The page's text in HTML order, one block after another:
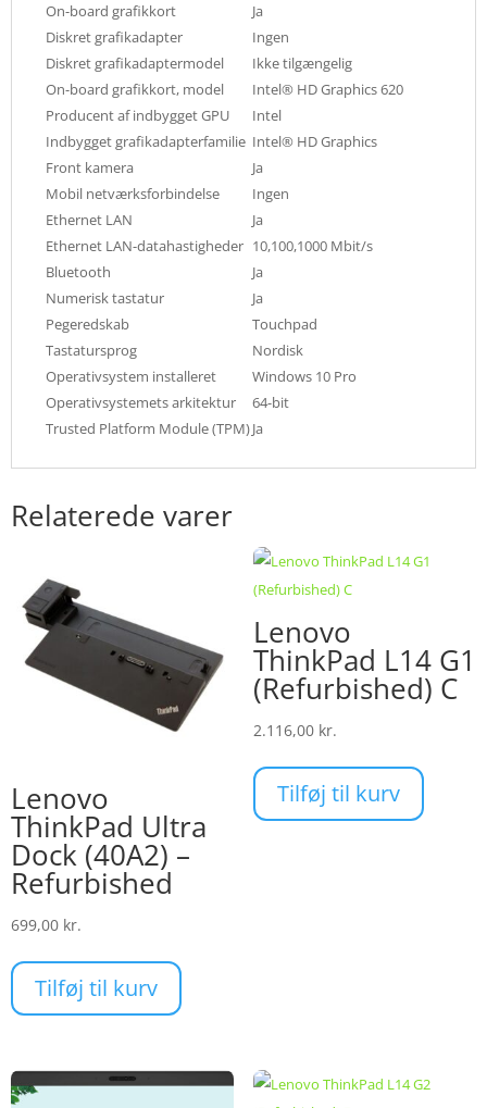
On-board grafikkort
Ja
Diskret grafikadapter
Ingen
Diskret grafikadaptermodel
Ikke tilgængelig
On-board grafikkort, model
Intel® HD Graphics 620
Producent af indbygget GPU
Intel
Indbygget grafikadapterfamilie Intel® HD Graphics
Front kamera
Ja
Mobil netværksforbindelse
Ingen
Ethernet LAN
Ja
Ethernet LAN-datahastigheder 10,100,1000 Mbit/s
Bluetooth
Ja
Numerisk tastatur
Ja
Pegeredskab
Touchpad
Tastatursprog
Nordisk
Operativsystem installeret
Windows 10 Pro
Operativsystemets arkitektur
64-bit
Trusted Platform Module (TPM)Ja
Relaterede varer
Lenovo
ThinkPad Ultra
Dock (40A2) –
Refurbished
699,00 kr.
Tilføj til kurv
Lenovo
ThinkPad L14 G1
(Refurbished) C
2.116,00 kr.
Tilføj til kurv